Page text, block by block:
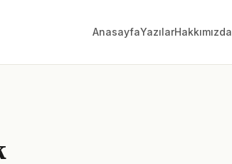
AnasayfaYazılarHakkımızda